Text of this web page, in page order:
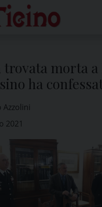
trovata morta a
ha
2021